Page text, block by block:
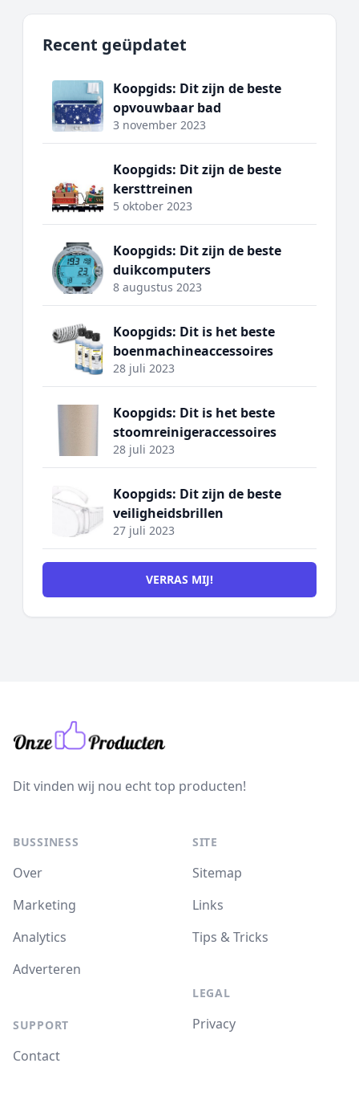
Recent geüpdatet
Koopgids: Dit zijn de beste
opvouwbaar bad
3 november 2023
Koopgids: Dit zijn de beste
kersttreinen
5 oktober 2023
Koopgids: Dit zijn de beste
duikcomputers
8 augustus 2023
Koopgids: Dit is het beste
boenmachineaccessoires
28 juli 2023
Koopgids: Dit is het beste
stoomreinigeraccessoires
28 juli 2023
Koopgids: Dit zijn de beste
veiligheidsbrillen
27 juli 2023
VERRAS MIJ!
Dit vinden wij nou echt top producten!
BUSSINESS
Over
Marketing
Analytics
Adverteren
SUPPORT
Contact
SITE
Sitemap
Links
Tips & Tricks
LEGAL
Privacy